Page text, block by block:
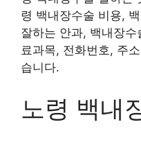
령 백내장수술 비용,
잘하는 안과, 백내장
료과목, 전화번호, 주
습니다.
노령 백내